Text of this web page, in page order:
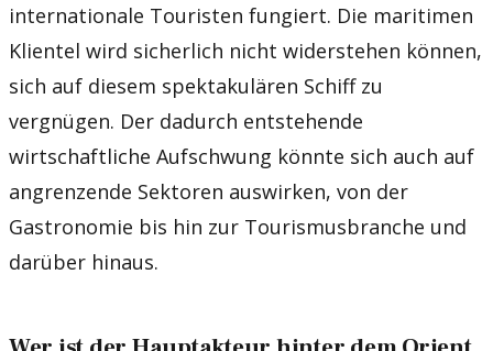
internationale Touristen fungiert. Die maritimen
Klientel wird sicherlich nicht widerstehen können,
sich auf diesem spektakulären Schiff zu
vergnügen. Der dadurch entstehende
wirtschaftliche Aufschwung könnte sich auch auf
angrenzende Sektoren auswirken, von der
Gastronomie bis hin zur Tourismusbranche und
darüber hinaus.